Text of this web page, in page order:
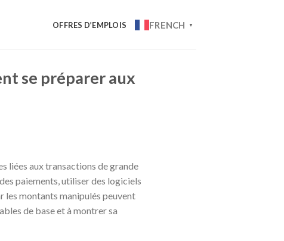
OFFRES D’EMPLOIS FRENCH ▼
se préparer aux
liées aux transactions de grande
paiements, utiliser des logiciels
les montants manipulés peuvent
de base et à montrer sa